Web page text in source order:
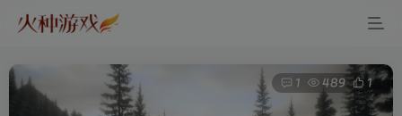
1 489 1